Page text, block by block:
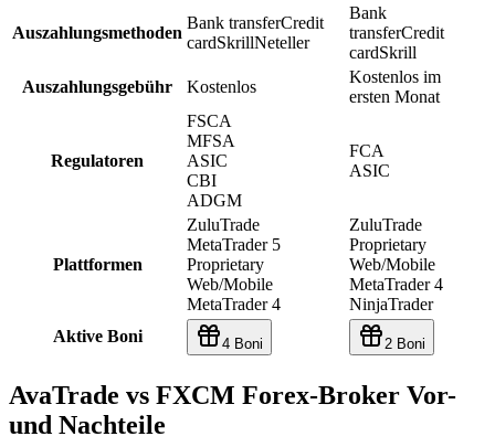
Auszahlungsmethoden
Bank transferCredit
cardSkrillNeteller
Bank
transferCredit
cardSkrill
Auszahlungsgebühr
Kostenlos
Kostenlos im
ersten Monat
Regulatoren
FSCA
MFSA
ASIC
CBI
ADGM
FCA
ASIC
Plattformen
ZuluTrade
MetaTrader 5
Proprietary
Web/Mobile
MetaTrader 4
ZuluTrade
Proprietary
Web/Mobile
MetaTrader 4
NinjaTrader
Aktive Boni
4 Boni 2 Boni
AvaTrade vs FXCM Forex-Broker Vor-
und Nachteile